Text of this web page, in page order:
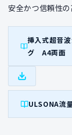
安全かつ信頼性
挿入式超音
グ A4両面
ULSONA流